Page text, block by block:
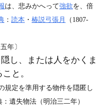
は、悲みかへって強欲を、倍
： 読本 ・ 椿説弓張月
（1807‐
年〕
し、または人をかくま
と。
規定を準用する物件を隠匿し
遺失物法（明治三二年）